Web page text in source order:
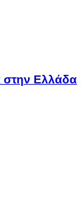
στην Ελλάδα